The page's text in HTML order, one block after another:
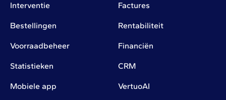
Interventie Factures
Bestellingen Rentabiliteit
Voorraadbeheer Financiën
Statistieken CRM
Mobiele app VertuoAI